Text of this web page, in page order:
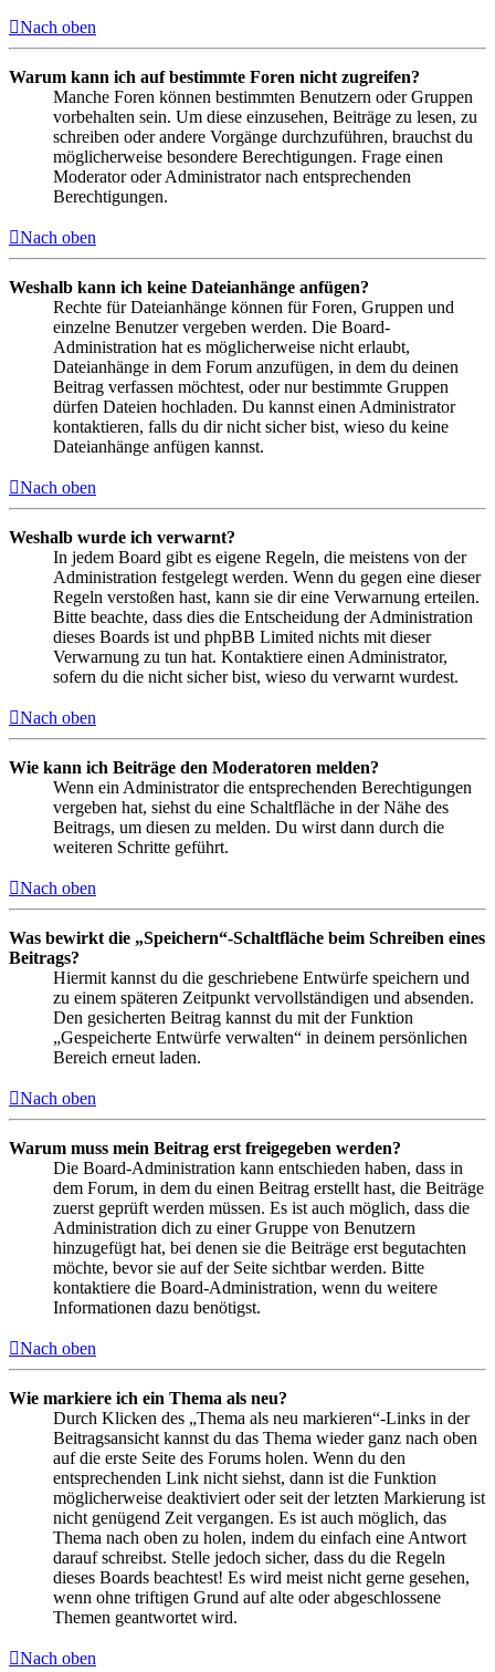
Nach oben
Warum kann ich auf bestimmte Foren nicht zugreifen?
Manche Foren können bestimmten Benutzern oder Gruppen
vorbehalten sein. Um diese einzusehen, Beiträge zu lesen, zu
schreiben oder andere Vorgänge durchzuführen, brauchst du
möglicherweise besondere Berechtigungen. Frage einen
Moderator oder Administrator nach entsprechenden
Berechtigungen.
Nach oben
Weshalb kann ich keine Dateianhänge anfügen?
Rechte für Dateianhänge können für Foren, Gruppen und
einzelne Benutzer vergeben werden. Die Board-
Administration hat es möglicherweise nicht erlaubt,
Dateianhänge in dem Forum anzufügen, in dem du deinen
Beitrag verfassen möchtest, oder nur bestimmte Gruppen
dürfen Dateien hochladen. Du kannst einen Administrator
kontaktieren, falls du dir nicht sicher bist, wieso du keine
Dateianhänge anfügen kannst.
Nach oben
Weshalb wurde ich verwarnt?
In jedem Board gibt es eigene Regeln, die meistens von der
Administration festgelegt werden. Wenn du gegen eine dieser
Regeln verstoßen hast, kann sie dir eine Verwarnung erteilen.
Bitte beachte, dass dies die Entscheidung der Administration
dieses Boards ist und phpBB Limited nichts mit dieser
Verwarnung zu tun hat. Kontaktiere einen Administrator,
sofern du die nicht sicher bist, wieso du verwarnt wurdest.
Nach oben
Wie kann ich Beiträge den Moderatoren melden?
Wenn ein Administrator die entsprechenden Berechtigungen
vergeben hat, siehst du eine Schaltfläche in der Nähe des
Beitrags, um diesen zu melden. Du wirst dann durch die
weiteren Schritte geführt.
Nach oben
Was bewirkt die „Speichern“-Schaltfläche beim Schreiben eines
Beitrags?
Hiermit kannst du die geschriebene Entwürfe speichern und
zu einem späteren Zeitpunkt vervollständigen und absenden.
Den gesicherten Beitrag kannst du mit der Funktion
„Gespeicherte Entwürfe verwalten“ in deinem persönlichen
Bereich erneut laden.
Nach oben
Warum muss mein Beitrag erst freigegeben werden?
Die Board-Administration kann entschieden haben, dass in
dem Forum, in dem du einen Beitrag erstellt hast, die Beiträge
zuerst geprüft werden müssen. Es ist auch möglich, dass die
Administration dich zu einer Gruppe von Benutzern
hinzugefügt hat, bei denen sie die Beiträge erst begutachten
möchte, bevor sie auf der Seite sichtbar werden. Bitte
kontaktiere die Board-Administration, wenn du weitere
Informationen dazu benötigst.
Nach oben
Wie markiere ich ein Thema als neu?
Durch Klicken des „Thema als neu markieren“-Links in der
Beitragsansicht kannst du das Thema wieder ganz nach oben
auf die erste Seite des Forums holen. Wenn du den
entsprechenden Link nicht siehst, dann ist die Funktion
möglicherweise deaktiviert oder seit der letzten Markierung ist
nicht genügend Zeit vergangen. Es ist auch möglich, das
Thema nach oben zu holen, indem du einfach eine Antwort
darauf schreibst. Stelle jedoch sicher, dass du die Regeln
dieses Boards beachtest! Es wird meist nicht gerne gesehen,
wenn ohne triftigen Grund auf alte oder abgeschlossene
Themen geantwortet wird.
Nach oben